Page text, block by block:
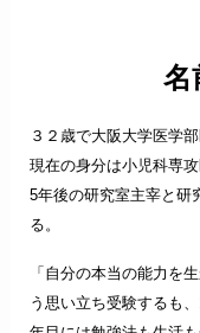
名
３２歳で大阪大学医学
現在の身分は小児科専攻
5年後の研究室主宰と研
る。
「自分の本当の能力を
う思い立ち受験するも